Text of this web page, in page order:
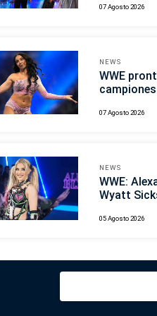
07 Agosto 2026
NEWS
WWE
07 Agosto 2026
NEWS
WWE:
Wyatt
05 Agosto 2026